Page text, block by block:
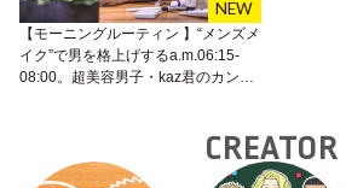
【モーニングルーティン 】“メンズメ
イク”で男を格上げするa.m.06:15-
08:00。超美容男子・kaz君のカンタ
CREATOR